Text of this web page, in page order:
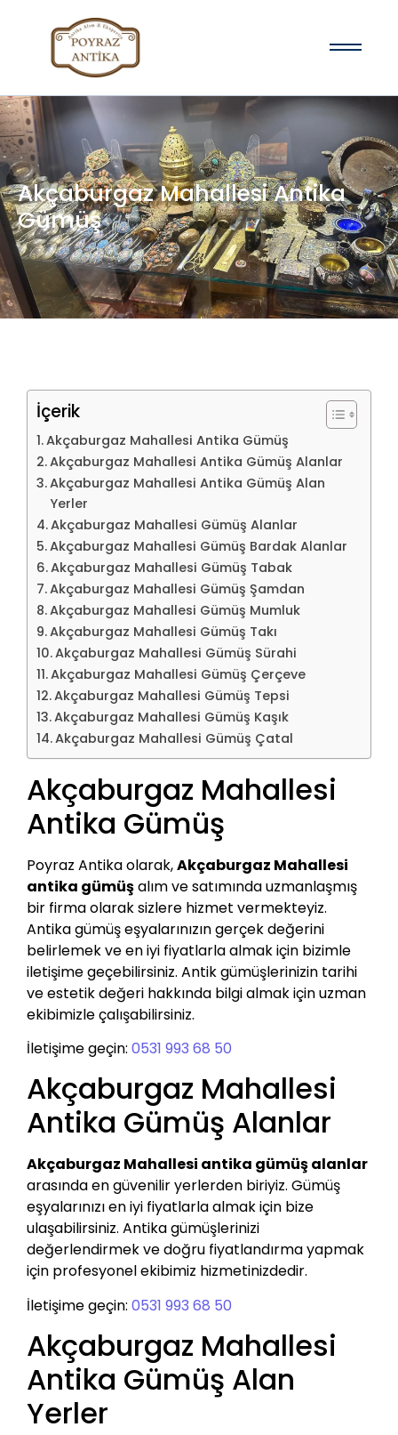
Akçaburgaz Mahallesi Antika
Gümüş
İçerik
Akçaburgaz Mahallesi Antika Gümüş
Akçaburgaz Mahallesi Antika Gümüş Alanlar
Akçaburgaz Mahallesi Antika Gümüş Alan
Yerler
Akçaburgaz Mahallesi Gümüş Alanlar
Akçaburgaz Mahallesi Gümüş Bardak Alanlar
Akçaburgaz Mahallesi Gümüş Tabak
Akçaburgaz Mahallesi Gümüş Şamdan
Akçaburgaz Mahallesi Gümüş Mumluk
Akçaburgaz Mahallesi Gümüş Takı
Akçaburgaz Mahallesi Gümüş Sürahi
Akçaburgaz Mahallesi Gümüş Çerçeve
Akçaburgaz Mahallesi Gümüş Tepsi
Akçaburgaz Mahallesi Gümüş Kaşık
Akçaburgaz Mahallesi Gümüş Çatal
Akçaburgaz Mahallesi
Antika Gümüş
Poyraz Antika olarak,Akçaburgaz Mahallesi
antika gümüşalım ve satımında uzmanlaşmış
bir firma olarak sizlere hizmet vermekteyiz.
Antika gümüş eşyalarınızın gerçek değerini
belirlemek ve en iyi fiyatlarla almak için bizimle
iletişime geçebilirsiniz. Antik gümüşlerinizin tarihi
ve estetik değeri hakkında bilgi almak için uzman
ekibimizle çalışabilirsiniz.
İletişime geçin: 0531 993 68 50
Akçaburgaz Mahallesi
Antika Gümüş Alanlar
Akçaburgaz Mahallesi antika gümüş alanlar
arasında en güvenilir yerlerden biriyiz. Gümüş
eşyalarınızı en iyi fiyatlarla almak için bize
ulaşabilirsiniz. Antika gümüşlerinizi
değerlendirmek ve doğru fiyatlandırma yapmak
için profesyonel ekibimiz hizmetinizdedir.
İletişime geçin: 0531 993 68 50
Akçaburgaz Mahallesi
Antika Gümüş Alan
Yerler